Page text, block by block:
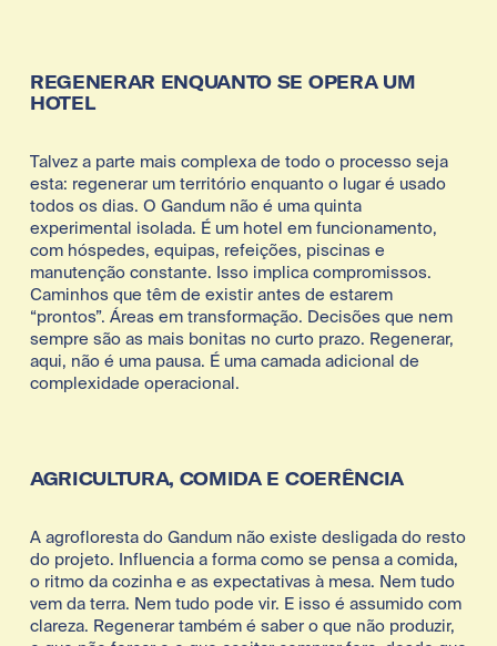
REGENERAR ENQUANTO SE OPERA UM
HOTEL
Talvez a parte mais complexa de todo o processo seja
esta: regenerar um território enquanto o lugar é usado
todos os dias. O Gandum não é uma quinta
experimental isolada. É um hotel em funcionamento,
com hóspedes, equipas, refeições, piscinas e
manutenção constante. Isso implica compromissos.
Caminhos que têm de existir antes de estarem
“prontos”. Áreas em transformação. Decisões que nem
sempre são as mais bonitas no curto prazo. Regenerar,
aqui, não é uma pausa. É uma camada adicional de
complexidade operacional.
AGRICULTURA, COMIDA E COERÊNCIA
A agrofloresta do Gandum não existe desligada do resto
do projeto. Influencia a forma como se pensa a comida,
o ritmo da cozinha e as expectativas à mesa. Nem tudo
vem da terra. Nem tudo pode vir. E isso é assumido com
clareza. Regenerar também é saber o que não produzir,